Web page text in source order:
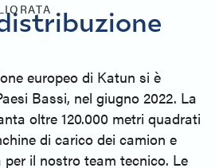
europeo di Katun si è
Bassi, nel giugno 2022. La
oltre 120.000 metri quadrati
di carico dei camion e
per il nostro team tecnico. Le